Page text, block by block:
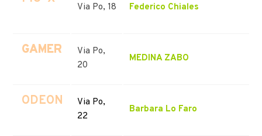
Via Po, 18 Federico Chiales
GAMER
Via Po,
20
MEDINA ZABO
ODEON
Via Po,
22
Barbara Lo Faro